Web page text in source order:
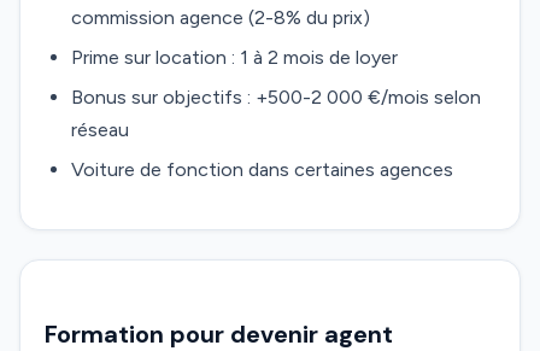
commission agence (2-8% du prix)
Prime sur location : 1 à 2 mois de loyer
Bonus sur objectifs : +500-2 000 €/mois selon
réseau
Voiture de fonction dans certaines agences
Formation pour devenir agent